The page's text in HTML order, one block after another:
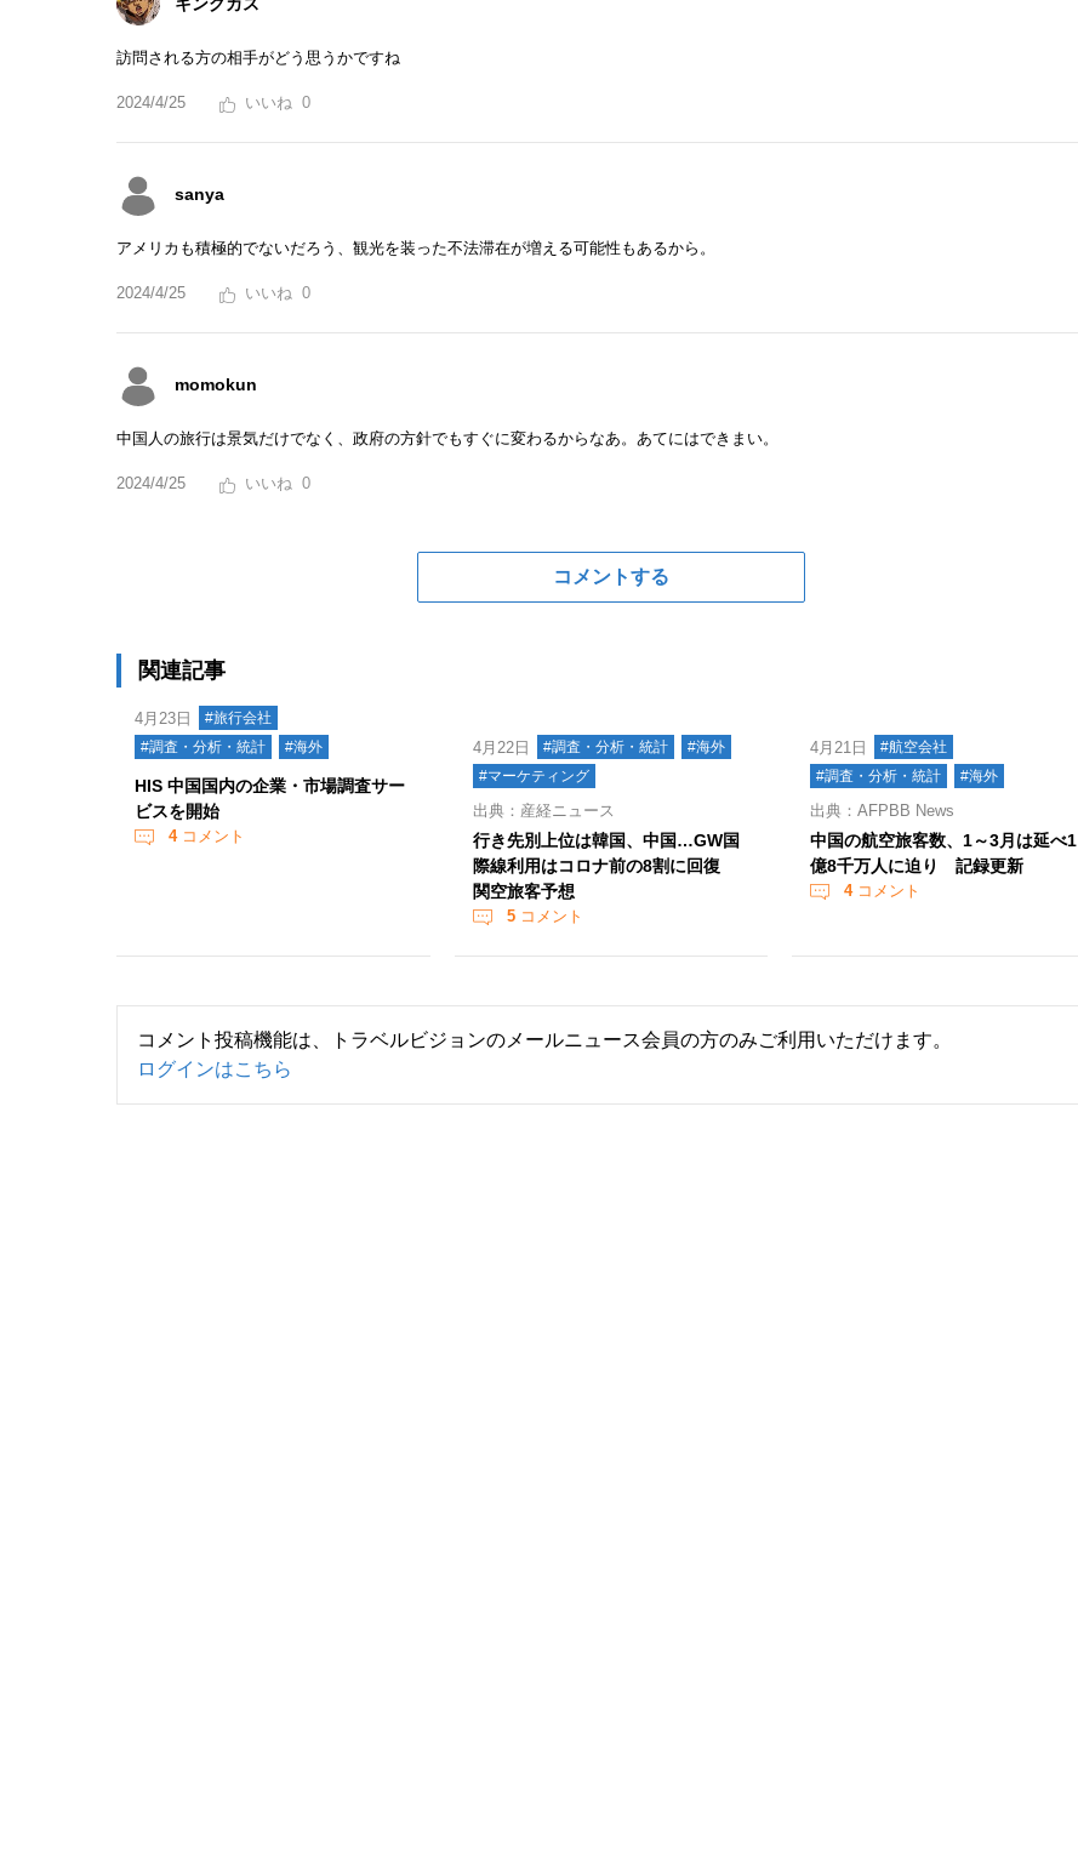
キングカス
訪問される方の相手がどう思うかですね
2024/4/25 0
sanya
アメリカも積極的でないだろう、観光を装った不法滞在が増える可能性もあるから。
2024/4/25 0
momokun
中国人の旅行は景気だけでなく、政府の方針でもすぐに変わるからなあ。あてにはできまい。
2024/4/25 0
コメントする
関連記事
4月23日
#旅行会社
#調査・分析・統計
#海外
HIS 中国国内の企業・市場調査サー
ビスを開始
4コメント
4月22日 #調査・分析・統計
#海外
#マーケティング
出典：産経ニュース
行き先別上位は韓国、中国…GW国
際線利用はコロナ前の8割に回復
関空旅客予想
5コメント
4月21日
#航空会社
#調査・分析・統計
#海外
出典：AFPBB News
中国の航空旅客数、1～3月は延べ1
億8千万人に迫り 記録更新
4コメント
コメント投稿機能は、トラベルビジョンのメールニュース会員の方のみご利用いただけます。
ログインはこちら